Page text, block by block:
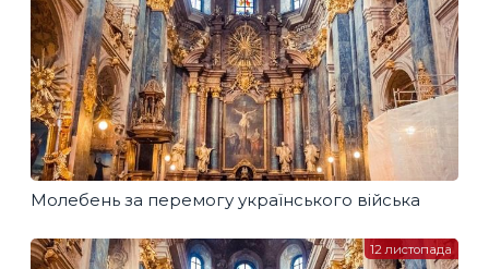
Молебень за перемогу українського війська
12 листопада